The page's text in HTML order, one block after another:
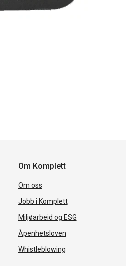
Om Komplett
Om oss
Jobb i Komplett
Miljøarbeid og ESG
Åpenhetsloven
Whistleblowing